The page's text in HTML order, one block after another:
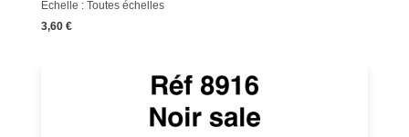
Echelle : Toutes échelles
3,60 €